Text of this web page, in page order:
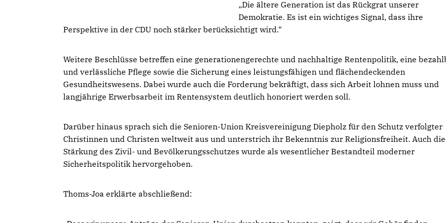
Die ältere Generation ist das Rückgrat unserer
Demokratie. Es ist ein wichtiges Signal, dass ihre
Perspektive in der CDU noch stärker berücksichtigt wird.“
Weitere Beschlüsse betreffen eine generationengerechte und nachhaltige Rentenpolitik, eine
und verlässliche Pflege sowie die Sicherung eines leistungsfähigen und flächendeckenden
Gesundheitswesens. Dabei wurde auch die Forderung bekräftigt, dass sich Arbeit lohnen muss und
langjährige Erwerbsarbeit im Rentensystem deutlich honoriert werden soll.
Darüber hinaus sprach sich die Senioren-Union Kreisvereinigung Diepholz für den Schutz verfolgter
Christinnen und Christen weltweit aus und unterstrich ihr Bekenntnis zur Religionsfreiheit. Auch die
Stärkung des Zivil- und Bevölkerungsschutzes wurde als wesentlicher Bestandteil moderner
Sicherheitspolitik hervorgehoben.
Thoms-Joa erklärte abschließend: